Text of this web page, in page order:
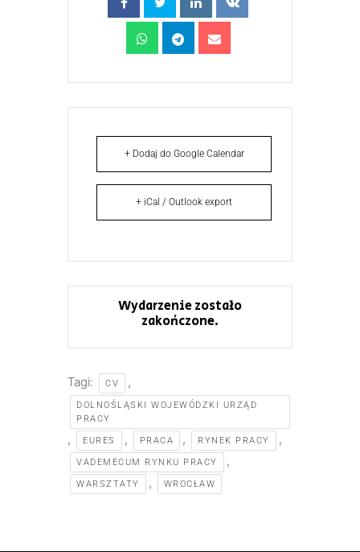
+ Dodaj do Google Calendar
+ iCal / Outlook export
Wydarzenie zostało
zakończone.
Tagi: CV ,
DOLNOŚLĄSKI WOJEWÓDZKI URZĄD
PRACY
, EURES , PRACA , RYNEK PRACY ,
VADEMECUM RYNKU PRACY ,
WARSZTATY , WROCŁAW